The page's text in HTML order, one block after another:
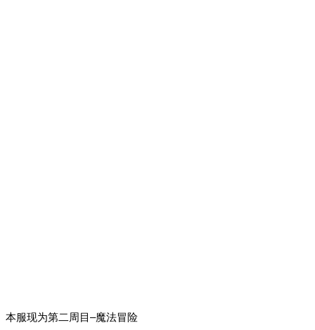
本服现为第二周目–魔法冒险